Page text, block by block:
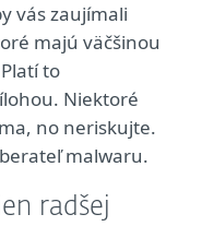
vás zaujímali
majú väčšinou
to
Niektoré
no neriskujte.
malwaru.
radšej